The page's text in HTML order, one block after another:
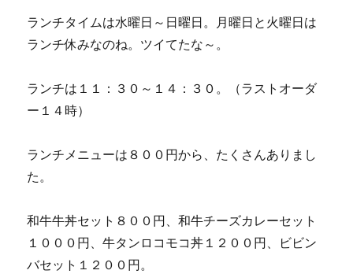
ランチタイムは水曜日～日曜日。月曜日と火曜日は
ランチ休みなのね。ツイてたな～。
ランチは１１：３０～１４：３０。（ラストオーダ
ー１４時）
ランチメニューは８００円から、たくさんありまし
た。
和牛牛丼セット８００円、和牛チーズカレーセット
１０００円、牛タンロコモコ丼１２００円、ビビン
バセット１２００円。